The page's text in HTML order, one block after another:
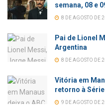
semana, 08 e
8 DE AGOSTO DE
Pai de Lionel
Argentina
8 DE AGOSTO DE
Vitória em
retorno à Série
9 DE AGOSTO DE